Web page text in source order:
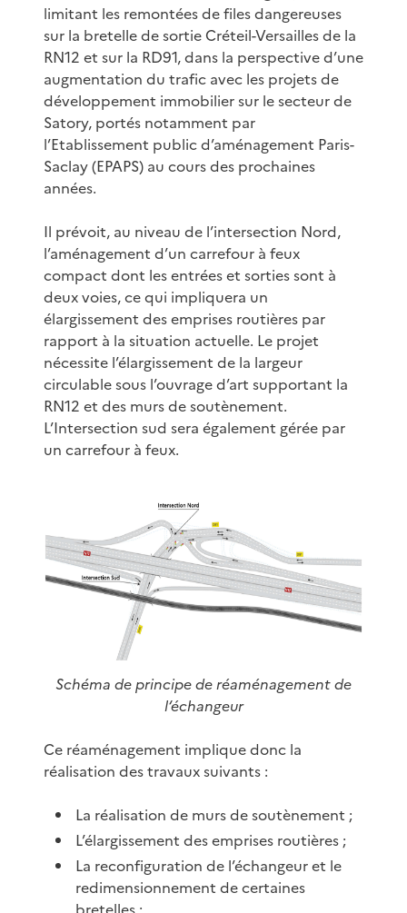
limitant les remontées de files dangereuses
sur la bretelle de sortie Créteil-Versailles de la
RN12 et sur la RD91, dans la perspective d’une
augmentation du trafic avec les projets de
développement immobilier sur le secteur de
Satory, portés notamment par
l’Etablissement public d’aménagement Paris-
Saclay (EPAPS) au cours des prochaines
années.
Il prévoit, au niveau de l’intersection Nord,
l’aménagement d’un carrefour à feux
compact dont les entrées et sorties sont à
deux voies, ce qui impliquera un
élargissement des emprises routières par
rapport à la situation actuelle. Le projet
nécessite l’élargissement de la largeur
circulable sous l’ouvrage d’art supportant la
RN12 et des murs de soutènement.
L’Intersection sud sera également gérée par
un carrefour à feux.
Schéma de principe de réaménagement de
l‘échangeur
Ce réaménagement implique donc la
réalisation des travaux suivants :
La réalisation de murs de soutènement ;
L’élargissement des emprises routières ;
La reconfiguration de l’échangeur et le
redimensionnement de certaines